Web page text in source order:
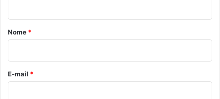
r
o
*
Nome *
E-mail *